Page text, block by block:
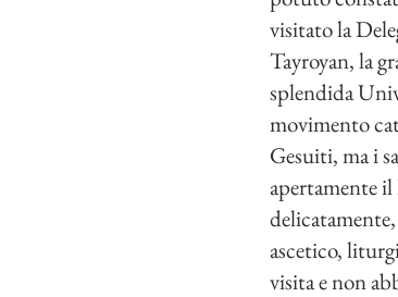
visitato la
Tayroyan, la
splendida
movimento
Gesuiti, ma i
apertamente
ascetico,
visita e non